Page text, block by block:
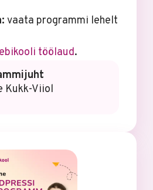
vaata programmi lehelt
töölaud.
Kukk-Viiol